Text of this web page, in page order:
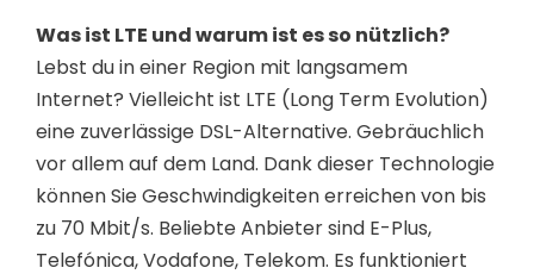
Was ist LTE und warum ist es so nützlich?
Lebst du in einer Region mit langsamem
Internet? Vielleicht ist LTE (Long Term Evolution)
eine zuverlässige DSL-Alternative. Gebräuchlich
vor allem auf dem Land. Dank dieser Technologie
können Sie Geschwindigkeiten erreichen von bis
zu 70 Mbit/s. Beliebte Anbieter sind E-Plus,
Telefónica, Vodafone, Telekom. Es funktioniert